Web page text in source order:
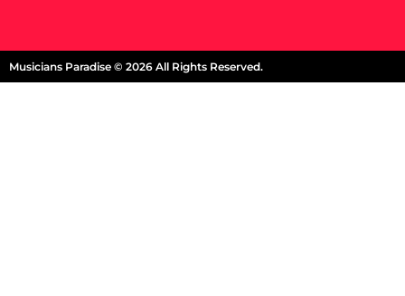
Musicians Paradise © 2026 All Rights Reserved.